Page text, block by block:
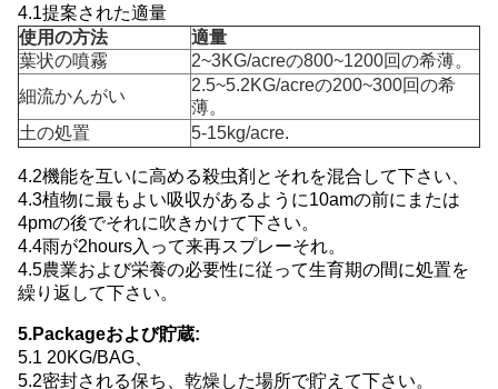
4.1提案された適量
使用の方法
適量
葉状の噴霧
2~3KG/acreの800~1200回の希薄。
細流かんがい
2.5~5.2KG/acreの200~300回の希
薄。
土の処置
5-15kg/acre.
4.2機能を互いに高める殺虫剤とそれを混合して下さい、
4.3植物に最もよい吸収があるように10amの前にまたは
4pmの後でそれに吹きかけて下さい。
4.4雨が2hours入って来再スプレーそれ。
4.5農業および栄養の必要性に従って生育期の間に処置を
繰り返して下さい。
5.Packageおよび貯蔵:
5.1 20KG/BAG、
5.2密封される保ち、乾燥した場所で貯えて下さい。